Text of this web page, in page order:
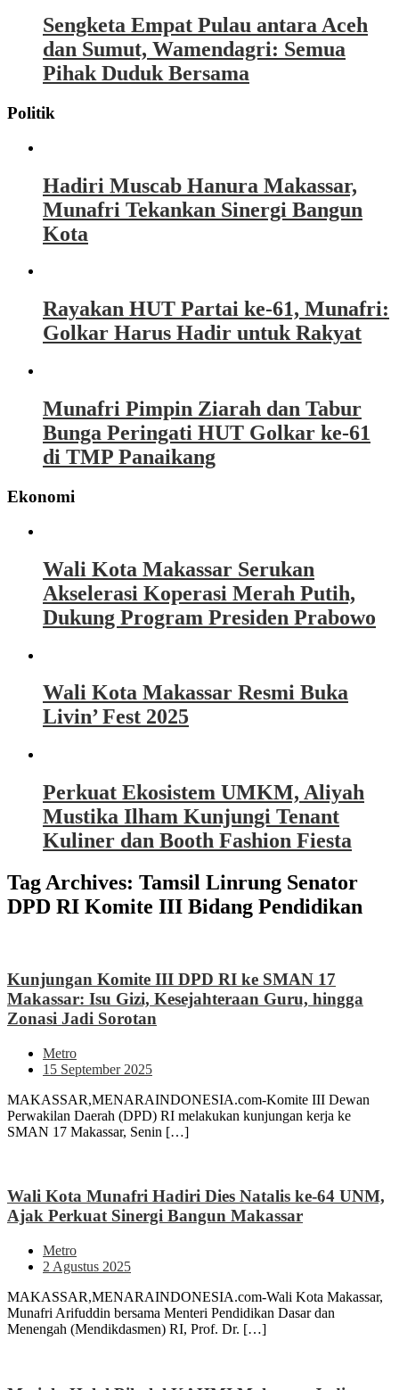
Sengketa Empat Pulau antara Aceh
dan Sumut, Wamendagri: Semua
Pihak Duduk Bersama
Politik
Hadiri Muscab Hanura Makassar,
Munafri Tekankan Sinergi Bangun
Kota
Rayakan HUT Partai ke-61, Munafri:
Golkar Harus Hadir untuk Rakyat
Munafri Pimpin Ziarah dan Tabur
Bunga Peringati HUT Golkar ke-61
di TMP Panaikang
Ekonomi
Wali Kota Makassar Serukan
Akselerasi Koperasi Merah Putih,
Dukung Program Presiden Prabowo
Wali Kota Makassar Resmi Buka
Livin’ Fest 2025
Perkuat Ekosistem UMKM, Aliyah
Mustika Ilham Kunjungi Tenant
Kuliner dan Booth Fashion Fiesta
Tag Archives: Tamsil Linrung Senator
DPD RI Komite III Bidang Pendidikan
Kunjungan Komite III DPD RI ke SMAN 17
Makassar: Isu Gizi, Kesejahteraan Guru, hingga
Zonasi Jadi Sorotan
Metro
15 September 2025
MAKASSAR,MENARAINDONESIA.com-Komite III Dewan
Perwakilan Daerah (DPD) RI melakukan kunjungan kerja ke
SMAN 17 Makassar, Senin […]
Wali Kota Munafri Hadiri Dies Natalis ke-64 UNM,
Ajak Perkuat Sinergi Bangun Makassar
Metro
2 Agustus 2025
MAKASSAR,MENARAINDONESIA.com-Wali Kota Makassar,
Munafri Arifuddin bersama Menteri Pendidikan Dasar dan
Menengah (Mendikdasmen) RI, Prof. Dr. […]